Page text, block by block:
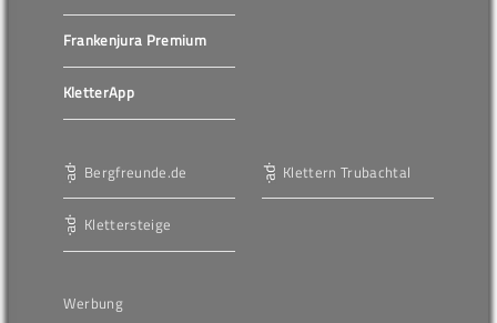
Frankenjura Premium
KletterApp
Bergfreunde.de
Klettersteige
Klettern Trubachtal
Werbung